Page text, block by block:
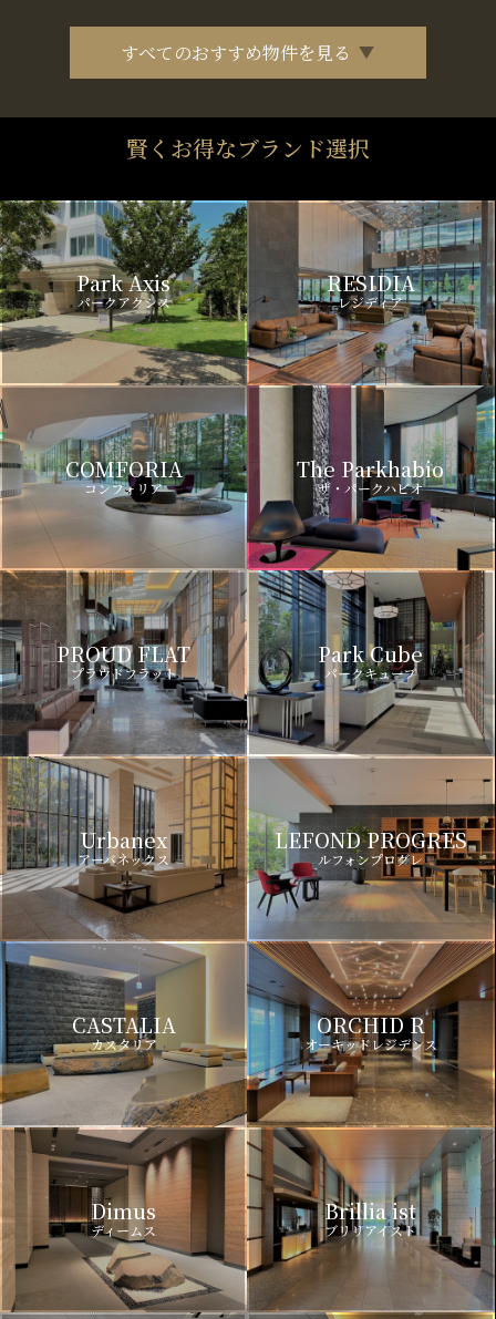
すべてのおすすめ物件を見る
賢くお得なブランド選択
Park Axis
パークアクシス
RESIDIA
レジディア
COMFORIA
コンフォリア
The Parkhabio
ザ・パークハビオ
PROUD FLAT
プラウドフラット
Park Cube
パークキューブ
Urbanex
アーバネックス
LEFOND PROGRES
ルフォンプログレ
CASTALIA
カスタリア
ORCHID R
オーキッドレジデンス
Dimus
ディームス
Brillia ist
ブリリアイスト